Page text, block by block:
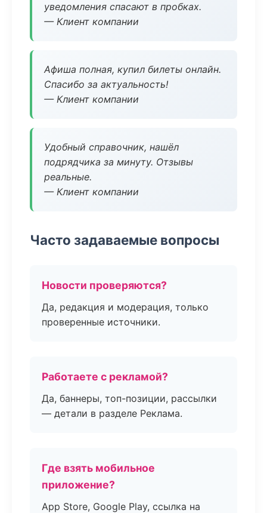
уведомления спасают в пробках.
— Клиент компании
Афиша полная, купил билеты онлайн.
Спасибо за актуальность!
— Клиент компании
Удобный справочник, нашёл
подрядчика за минуту. Отзывы
реальные.
— Клиент компании
Часто задаваемые вопросы
Новости проверяются?
Да, редакция и модерация, только
проверенные источники.
Работаете с рекламой?
Да, баннеры, топ-позиции, рассылки
— детали в разделе Реклама.
Где взять мобильное
приложение?
App Store, Google Play, ссылка на